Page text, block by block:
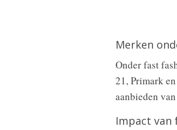
Merken
Onder fast
21, Primark
aanbieden
Impact van